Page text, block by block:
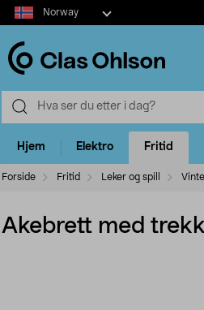
Select
market
Norway
Hjem Elektro Fritid
Forside Fritid Leker og spill
Akebrett med